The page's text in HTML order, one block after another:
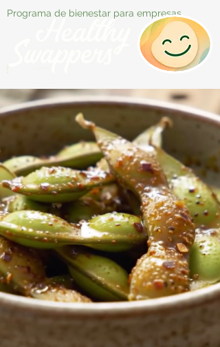
Programa de bienestar para empresas